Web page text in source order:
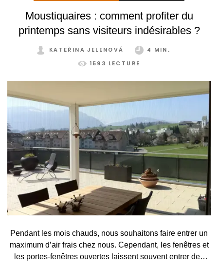
de protection solaire adapté, pratique et astucieux, vous
pouvez profiter de votre jardin d'hiver confortablement et
Moustiquaires : comment profiter du
printemps sans visiteurs indésirables ?
KATEŘINA JELENOVÁ
4 MIN.
1593 LECTURE
Pendant les mois chauds, nous souhaitons faire entrer un
maximum d’air frais chez nous. Cependant, les fenêtres et
les portes-fenêtres ouvertes laissent souvent entrer des